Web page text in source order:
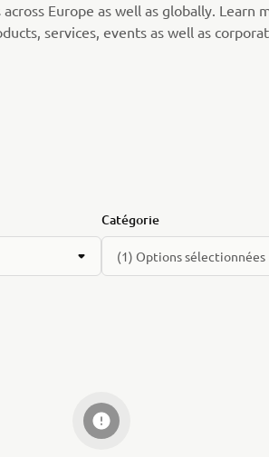
Europe as well as globally. Learn
services, events as well as
Catégorie
(1) Options sélectionnées